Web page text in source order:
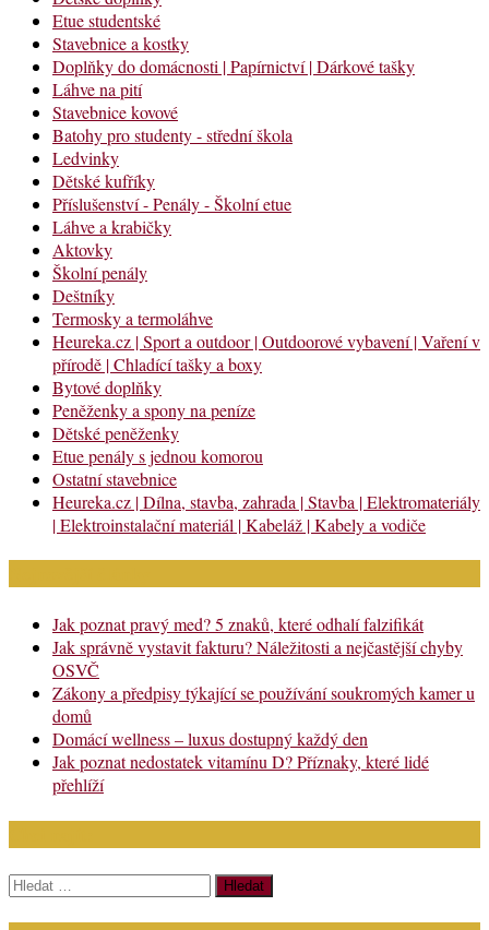
Etue studentské
Stavebnice a kostky
Doplňky do domácnosti | Papírnictví | Dárkové tašky
Láhve na pití
Stavebnice kovové
Batohy pro studenty - střední škola
Ledvinky
Dětské kufříky
Příslušenství - Penály - Školní etue
Láhve a krabičky
Aktovky
Školní penály
Deštníky
Termosky a termoláhve
Heureka.cz | Sport a outdoor | Outdoorové vybavení | Vaření v
přírodě | Chladící tašky a boxy
Bytové doplňky
Peněženky a spony na peníze
Dětské peněženky
Etue penály s jednou komorou
Ostatní stavebnice
Heureka.cz | Dílna, stavba, zahrada | Stavba | Elektromateriály
| Elektroinstalační materiál | Kabeláž | Kabely a vodiče
Jak poznat pravý med? 5 znaků, které odhalí falzifikát
Jak správně vystavit fakturu? Náležitosti a nejčastější chyby
OSVČ
Zákony a předpisy týkající se používání soukromých kamer u
domů
Domácí wellness – luxus dostupný každý den
Jak poznat nedostatek vitamínu D? Příznaky, které lidé
přehlíží
Vyhledávání